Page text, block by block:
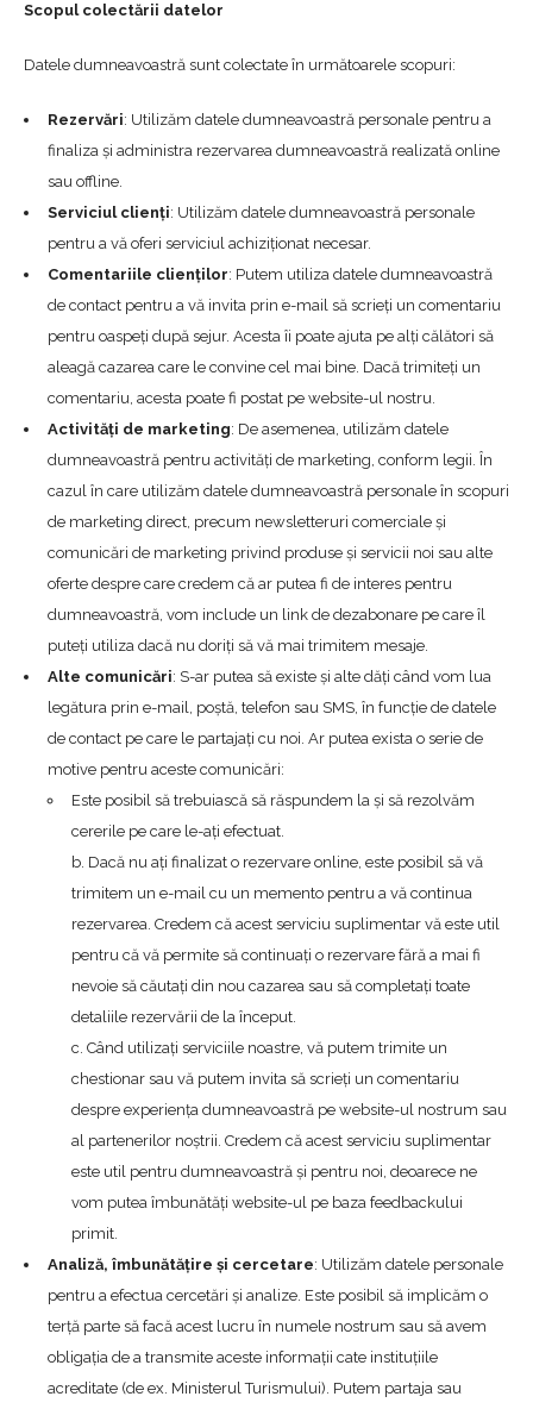
Scopul colectării datelor
Datele dumneavoastră sunt colectate în următoarele scopuri:
Rezervări: Utilizăm datele dumneavoastră personale pentru a
finaliza și administra rezervarea dumneavoastră realizată online
sau offline.
Serviciul clienți: Utilizăm datele dumneavoastră personale
pentru a vă oferi serviciul achiziționat necesar.
Comentariile clienților: Putem utiliza datele dumneavoastră
de contact pentru a vă invita prin e-mail să scrieți un comentariu
pentru oaspeți după sejur. Acesta îi poate ajuta pe alți călători să
aleagă cazarea care le convine cel mai bine. Dacă trimiteți un
comentariu, acesta poate fi postat pe website-ul nostru.
Activități de marketing: De asemenea, utilizăm datele
dumneavoastră pentru activități de marketing, conform legii. În
cazul în care utilizăm datele dumneavoastră personale în scopuri
de marketing direct, precum newsletteruri comerciale și
comunicări de marketing privind produse și servicii noi sau alte
oferte despre care credem că ar putea fi de interes pentru
dumneavoastră, vom include un link de dezabonare pe care îl
puteți utiliza dacă nu doriți să vă mai trimitem mesaje.
Alte comunicări: S-ar putea să existe și alte dăți când vom lua
legătura prin e-mail, poștă, telefon sau SMS, în funcție de datele
de contact pe care le partajați cu noi. Ar putea exista o serie de
motive pentru aceste comunicări:
Este posibil să trebuiască să răspundem la și să rezolvăm
cererile pe care le-ați efectuat.
b. Dacă nu ați finalizat o rezervare online, este posibil să vă
trimitem un e-mail cu un memento pentru a vă continua
rezervarea. Credem că acest serviciu suplimentar vă este util
pentru că vă permite să continuați o rezervare fără a mai fi
nevoie să căutați din nou cazarea sau să completați toate
detaliile rezervării de la început.
c. Când utilizați serviciile noastre, vă putem trimite un
chestionar sau vă putem invita să scrieți un comentariu
despre experiența dumneavoastră pe website-ul nostrum sau
al partenerilor noștrii. Credem că acest serviciu suplimentar
este util pentru dumneavoastră și pentru noi, deoarece ne
vom putea îmbunătăți website-ul pe baza feedbackului
primit.
Analiză, îmbunătățire și cercetare: Utilizăm datele personale
pentru a efectua cercetări și analize. Este posibil să implicăm o
terță parte să facă acest lucru în numele nostrum sau să avem
obligația de a transmite aceste informații cate instituțiile
acreditate (de ex. Ministerul Turismului). Putem partaja sau